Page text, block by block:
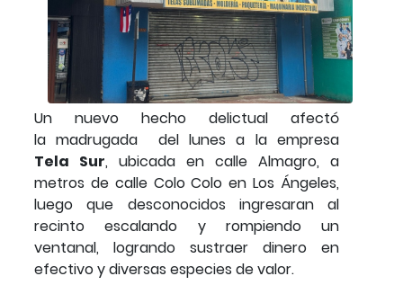
Un nuevo hecho delictual afectó
la madrugada del lunes a la empresa
Tela Sur, ubicada en calle Almagro, a
metros de calle Colo Colo en Los Ángeles,
luego que desconocidos ingresaran al
recinto escalando y rompiendo un
ventanal, logrando sustraer dinero en
efectivo y diversas especies de valor.